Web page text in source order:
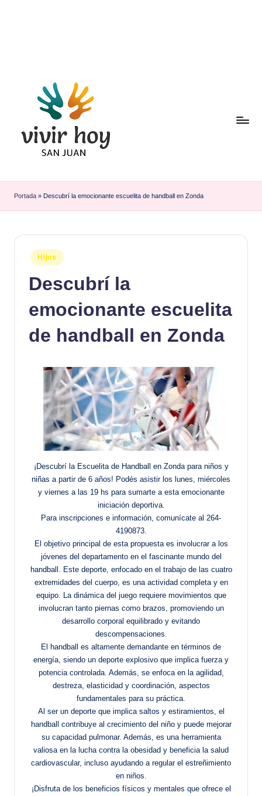
Saltar
contenido
Portada » Descubrí la emocionante escuelita de handball en Zonda
Publicado
en
Hijos
Descubrí la
emocionante escuelita
de handball en Zonda
¡Descubrí la Escuelita de Handball en Zonda para niños y
niñas a partir de 6 años! Podés asistir los lunes, miércoles
y viernes a las 19 hs para sumarte a esta emocionante
iniciación deportiva.
Para inscripciones e información, comunícate al 264-
4190873.
El objetivo principal de esta propuesta es involucrar a los
jóvenes del departamento en el fascinante mundo del
handball. Este deporte, enfocado en el trabajo de las cuatro
extremidades del cuerpo, es una actividad completa y en
equipo. La dinámica del juego requiere movimientos que
involucran tanto piernas como brazos, promoviendo un
desarrollo corporal equilibrado y evitando
descompensaciones.
El handball es altamente demandante en términos de
energía, siendo un deporte explosivo que implica fuerza y
potencia controlada. Además, se enfoca en la agilidad,
destreza, elasticidad y coordinación, aspectos
fundamentales para su práctica.
Al ser un deporte que implica saltos y estiramientos, el
handball contribuye al crecimiento del niño y puede mejorar
su capacidad pulmonar. Además, es una herramienta
valiosa en la lucha contra la obesidad y beneficia la salud
cardiovascular, incluso ayudando a regular el estreñimiento
en niños.
¡Disfruta de los beneficios físicos y mentales que ofrece el